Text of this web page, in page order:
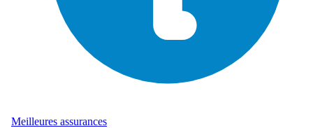
Meilleures assurances